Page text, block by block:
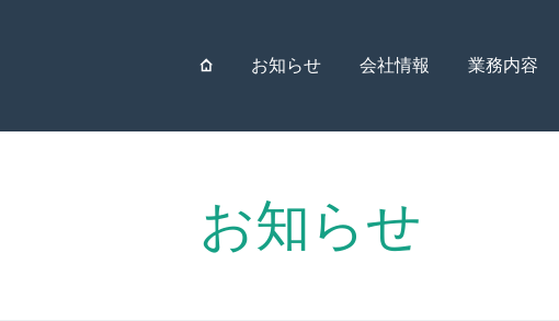
⌂ お知らせ 会社情報 業務内容
お知らせ